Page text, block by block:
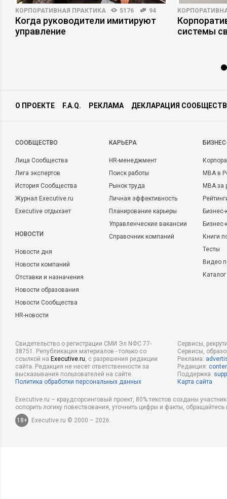
КОРПОРАТИВНАЯ ПРАКТИКА 5176 94
Когда руководители имитируют
управление
системы
О ПРОЕКТЕ F.A.Q. РЕКЛАМА ДЕКЛАРАЦИЯ
CООБЩЕСТВО
Лица Сообщества
Лига экспертов
История Сообщества
Журнал Executive.ru
Executive отдыхает
НОВОСТИ
Новости дня
Новости компаний
Отставки и назначения
Новости образования
Новости Сообщества
HR-новости
КАРЬЕРА
HR-менеджмент
Поиск работы
Рынок труда
Личная эффективность
Планирование карьеры
Управленческие вакансии
Справочник компаний
MBA в
MBA
Бизнес-
Книги
Тесты
Видео
Свидетельство о регистрации СМИ Эл NФС 77-
38751. Републикация материалов - только со
ссылкой на Executive.ru, с разрешения редакции
сайта. Редакция не несет ответственности за
высказывания пользователей на сайте.
Политика обработки персональных данных
Сервисы,
Сервисы,
Реклама:
Редакция:
Поддержка:
Карта сайта
Executive.ru – краудсорсинговый проект, 80% текстов созданы
оспорить логику повествования, уточнить цифры и факты,
18+
Executive.ru © 2000 – 2026.